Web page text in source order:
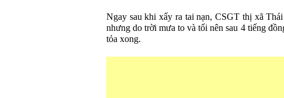
Ngay sau khi xẩy ra tai nạn, CSGT thị xã
nhưng do trời mưa to và tối nên sau 4 tiếng
tỏa xong.